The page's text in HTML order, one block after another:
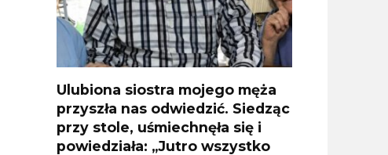
Ulubiona siostra mojego męża
przyszła nas odwiedzić. Siedząc
przy stole, uśmiechnęła się i
powiedziała: „Jutro wszystko